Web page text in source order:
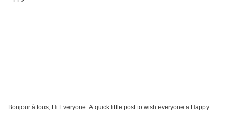
Bonjour à tous, Hi Everyone. A quick little post to wish everyone a Happy